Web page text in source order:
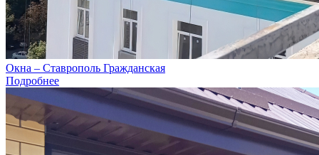
Окна – Ставрополь Гражданская
Подробнее